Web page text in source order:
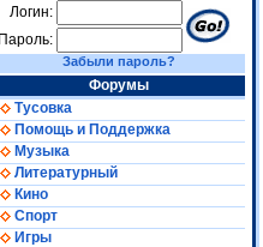
Логин:
Пароль:
Забыли пароль?
Форумы
Тусовка
Помощь и Поддержка
Музыка
Литературный
Кино
Спорт
Игры